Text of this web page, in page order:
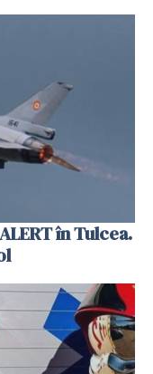
în Tulcea.